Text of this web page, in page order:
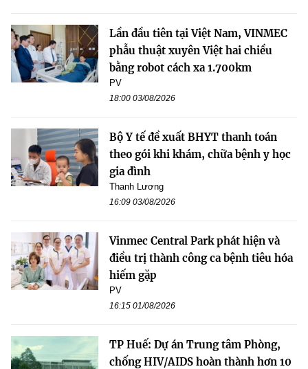
Lần đầu tiên tại Việt Nam, VINMEC
phẫu thuật xuyên Việt hai chiều
bằng robot cách xa 1.700km
PV
18:00 03/08/2026
Bộ Y tế đề xuất BHYT thanh toán
theo gói khi khám, chữa bệnh y học
gia đình
Thanh Lương
16:09 03/08/2026
Vinmec Central Park phát hiện và
điều trị thành công ca bệnh tiêu hóa
hiếm gặp
PV
16:15 01/08/2026
TP Huế: Dự án Trung tâm Phòng,
chống HIV/AIDS hoàn thành hơn 10